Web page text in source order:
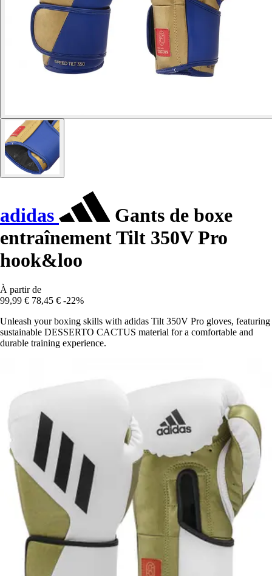
adidas
Gants de boxe
entraînement Tilt 350V Pro
hook&loo
À partir de
99,99 € 78,45 € -22%
Unleash your boxing skills with adidas Tilt 350V Pro gloves, featuring
sustainable DESSERTO CACTUS material for a comfortable and
durable training experience.